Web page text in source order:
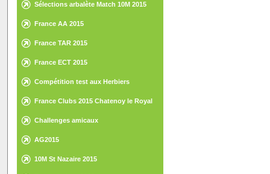
Sélections arbalète Match 10M 2015
France AA 2015
France TAR 2015
France ECT 2015
Compétition test aux Herbiers
France Clubs 2015 Chatenoy le Royal
Challenges amicaux
AG2015
10M St Nazaire 2015